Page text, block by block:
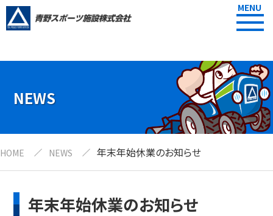
MENU
NEWS
HOME NEWS 年末年始休業のお知らせ
年末年始休業のお知らせ